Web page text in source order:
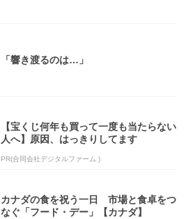
「響き渡るのは…」
【宝くじ何年も買って一度も当たらない
人へ】原因、はっきりしてます
PR(合同会社デジタルファーム )
カナダの食を祝う一日 市場と食卓をつ
なぐ「フード・デー」【カナダ】